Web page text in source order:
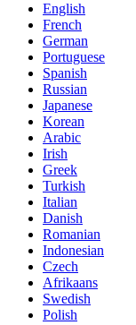
English
French
German
Portuguese
Spanish
Russian
Japanese
Korean
Arabic
Irish
Greek
Turkish
Italian
Danish
Romanian
Indonesian
Czech
Afrikaans
Swedish
Polish